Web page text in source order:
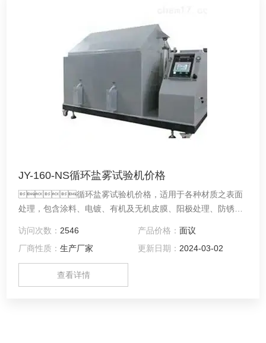
JY-160-NS循环盐雾试验机价格
循环盐雾试验机价格，适用于各种材质之表面
处理，包含涂料、电镀、有机及无机皮膜、阳极处理、防锈油
访问次数： 2546 产品价格： 面议
厂商性质：生产厂家 更新日期： 2024-03-02
查看详情